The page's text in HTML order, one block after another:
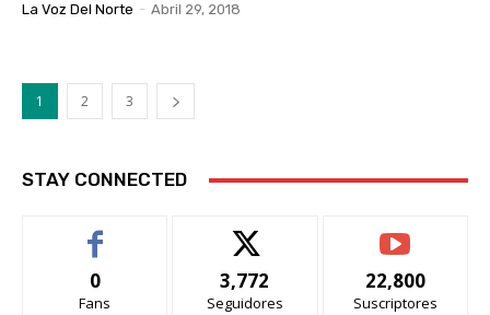
La Voz Del Norte - Abril 29, 2018
1 2 3
STAY CONNECTED
0
Fans
3,772
Seguidores
22,800
Suscriptores